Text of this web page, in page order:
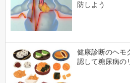
防しよう
健康診断のヘモ
認して糖尿病の